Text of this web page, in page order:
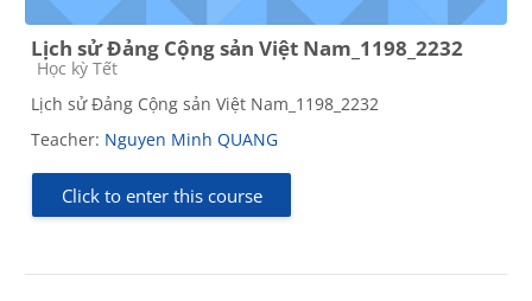
Lịch sử Đảng Cộng sản Việt Nam_1198_2232
Course category
Học kỳ Tết
Lịch sử Đảng Cộng sản Việt Nam_1198_2232
Teacher: Nguyen Minh QUANG
Click to enter this course